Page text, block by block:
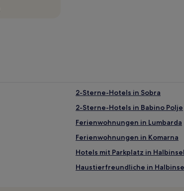
2-Sterne-Hotels in Sobra
2-Sterne-Hotels in Babino Polje
Ferienwohnungen in Lumbarda
Ferienwohnungen in Komarna
Hotels mit Parkplatz in
Haustierfreundliche in